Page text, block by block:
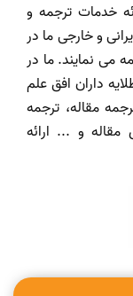
خدمات ترجمه و
و خارجی ما در
می نمایند. ما در
داران افق علم
مقاله، ترجمه
و ... ارائه